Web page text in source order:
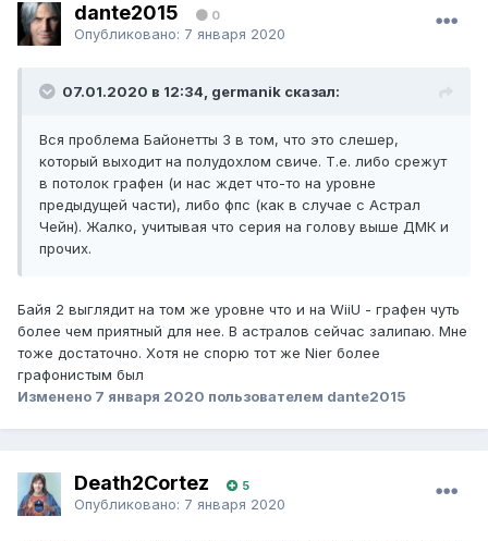
dante2015 0
Опубликовано: 7 января 2020
07.01.2020 в 12:34, germanik сказал:
Вся проблема Байонетты 3 в том, что это слешер,
который выходит на полудохлом свиче. Т.е. либо срежут
в потолок графен (и нас ждет что-то на уровне
предыдущей части), либо фпс (как в случае с Астрал
Чейн). Жалко, учитывая что серия на голову выше ДМК и
прочих.
Байя 2 выглядит на том же уровне что и на WiiU - графен чуть
более чем приятный для нее. В астралов сейчас залипаю. Мне
тоже достаточно. Хотя не спорю тот же Nier более
графонистым был
Изменено 7 января 2020 пользователем dante2015
Death2Cortez 5
Опубликовано: 7 января 2020